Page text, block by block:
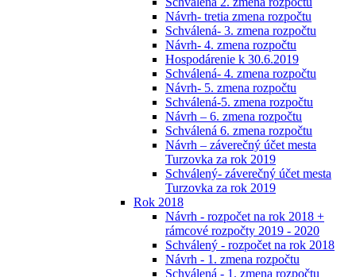
Návrh- tretia zmena rozpočtu
Schválená- 3. zmena rozpočtu
Návrh- 4. zmena rozpočtu
Hospodárenie k 30.6.2019
Schválená- 4. zmena rozpočtu
Návrh- 5. zmena rozpočtu
Schválená-5. zmena rozpočtu
Návrh – 6. zmena rozpočtu
Schválená 6. zmena rozpočtu
Návrh – záverečný účet mesta
Turzovka za rok 2019
Schválený- záverečný účet mesta
Turzovka za rok 2019
Rok 2018
Návrh - rozpočet na rok 2018 +
rámcové rozpočty 2019 - 2020
Schválený - rozpočet na rok 2018
Návrh - 1. zmena rozpočtu
Schválená - 1. zmena rozpočtu